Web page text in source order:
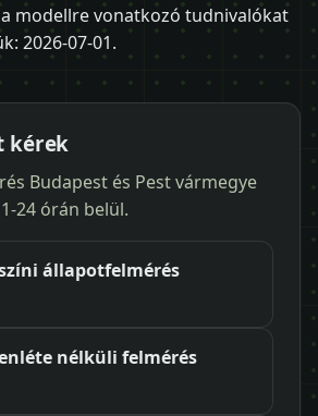
modellre vonatkozó tudnivalókat
2026-07-01.
kérek
Budapest és Pest vármegye
24 órán belül.
állapotfelmérés
nélküli felmérés